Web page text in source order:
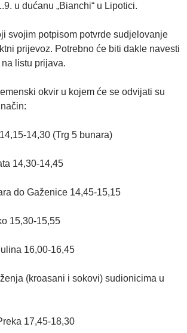
u dućanu „Bianchi“ u Lipotici.
svojim potpisom potvrde sudjelovanje
prijevoz. Potrebno će biti dakle navesti
listu prijava.
okvir u kojem će se odvijati su
14,30 (Trg 5 bunara)
14,30-14,45
do Gaženice 14,45-15,15
15,30-15,55
16,00-16,45
(kroasani i sokovi) sudionicima u
17,45-18,30